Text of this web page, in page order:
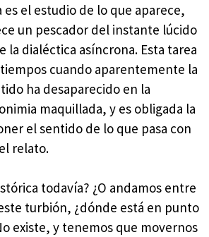
el estudio de lo que aparece,
un pescador del instante lúcido
la dialéctica asíncrona. Esta tarea
cuando aparentemente la
ha desaparecido en la
maquillada, y es obligada la
el sentido de lo que pasa con
relato.
todavía? ¿O andamos entre
turbión, ¿dónde está en punto
existe, y tenemos que movernos